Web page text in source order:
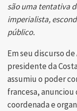
são uma tentativa
imperialista,
público.
Em seu discurso
presidente da
assumiu o poder
francesa,
coordenada e